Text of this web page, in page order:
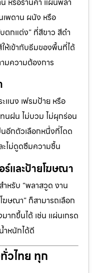
พดาน ผนัง หรือ
ตกแต่ง” ที่สีขาว สีดำ
ห้เข้ากับธีมของพื้นที่ได้
มความต้องการ
แนง เฟรมป้าย หรือ
นฝน ไม่บวม ไม่ผุกร่อน
อีกตัวเลือกหนึ่งที่โดด
ะไม่ดูดซึมความชื้น
ร์และป้ายโฆษณา
หรับ “พลาสวูด งาน
ฆษณา” ก็สามารถเลือก
ากขึ้นได้ เช่น แผ่นเกรด
ำหนักได้ดี
วไทย ทุก